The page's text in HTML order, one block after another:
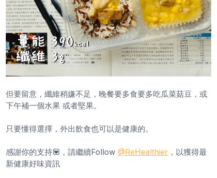
但要留意，纖維稍嫌不足，晚餐要多食要多吃瓜菜菇豆，或
下午補一個水果 或者堅果。
只要懂得選擇，外出飲食也可以是健康的。
感謝你的支持💟，請繼續Follow @ReHealthier ，以獲得最
新健康好味資訊